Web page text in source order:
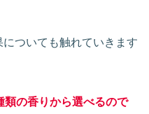
ついても触れていきます
類の香りから選べるので